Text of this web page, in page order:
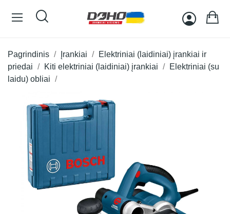
Pagrindinis Įrankiai
Elektriniai (laidiniai) įrankiai ir
priedai
Kiti elektriniai (laidiniai) įrankiai
Elektriniai (su
laidu) obliai